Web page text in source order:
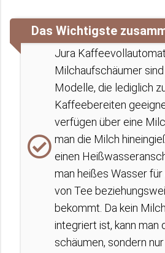
Das Wichtigste
Jura
Milchaufschäumer
Modelle, die lediglich
Kaffeebereiten
verfügen über eine
man die Milch
einen
man heißes Wasser
von Tee
bekommt. Da kein
integriert ist, kann man
schäumen, sondern